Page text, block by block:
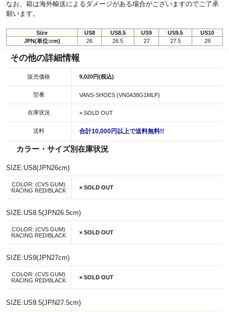
なお、箱は海外輸送によるダメージがある場合がございますのでご了承
願います。
Size US8 US8.5 US9 US9.5
US10
JPN(単位:cm)
26 26.5 27 27.5 28
その他の詳細情報
販売価格 9,020円(税込)
型番 VANS-SHOES (VN0A38G1MLP)
在庫状況 × SOLD OUT
送料 合計10,000円以上で送料無料!!
カラー・サイズ別在庫状況
SIZE:US8(JPN26cm)
COLOR: (CVS GUM)
RACING RED/BLACK
× SOLD OUT
SIZE:US8.5(JPN26.5cm)
COLOR: (CVS GUM)
RACING RED/BLACK
× SOLD OUT
SIZE:US9(JPN27cm)
COLOR: (CVS GUM)
RACING RED/BLACK
× SOLD OUT
SIZE:US9.5(JPN27.5cm)